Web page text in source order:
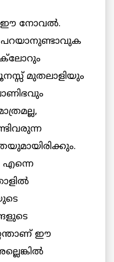
ഈ നോവല്‍.
മുതലാളിയും
എന്നെ
ഈ